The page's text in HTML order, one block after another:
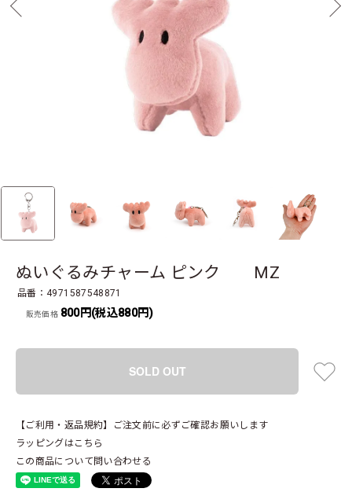
ぬいぐるみチャーム ピンク MZ
品番：4971587548871
販売価格 800円(税込880円)
SOLD OUT
【ご利用・返品規約】ご注文前に必ずご確認お願いします
ラッピングはこちら
この商品について問い合わせる